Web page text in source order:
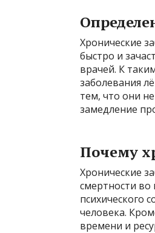
Хронические
быстро и
врачей. К
заболевания
тем, что они
замедление
Почему
Хронические
смертности
психического
человека.
времени и